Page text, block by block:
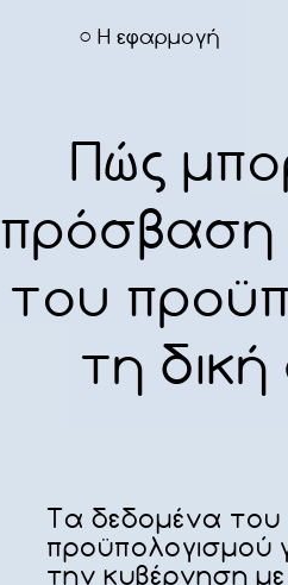
Η εφαρμογή
Πώς
του
τη
Τα δεδομένα του
προϋπολογισμού
την κυβέρνηση